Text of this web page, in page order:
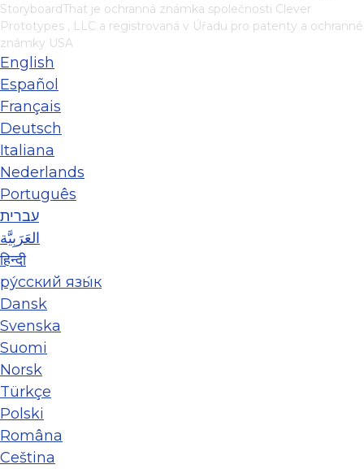
StoryboardThat je ochranná známka společnosti Clever
Prototypes , LLC a registrovaná v Úřadu pro patenty a ochranné
známky USA
English
Español
Français
Deutsch
Italiana
Nederlands
Português
עברית
العَرَبِيَّة
हिन्दी
ру́сский язы́к
Dansk
Svenska
Suomi
Norsk
Türkçe
Polski
Româna
Ceština